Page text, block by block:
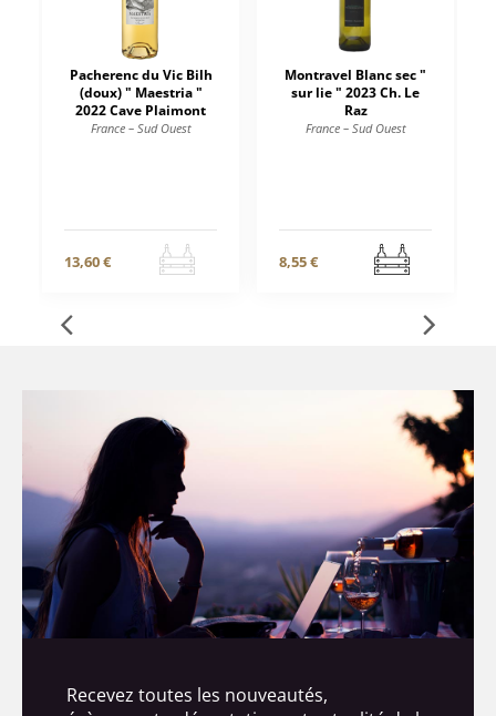
Pacherenc du Vic Bilh
(doux) " Maestria "
2022 Cave Plaimont
France – Sud Ouest
13,60 €
Montravel Blanc sec "
sur lie " 2023 Ch. Le
Raz
France – Sud Ouest
8,55 €
Recevez toutes les nouveautés,